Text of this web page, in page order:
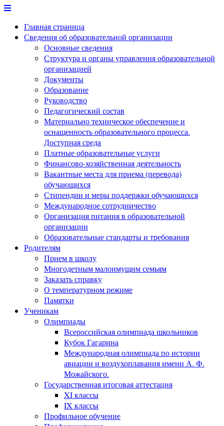
Перейти
содержимому
Главная страница
Сведения об образовательной организации
Основные сведения
Структура и органы управления образовательной
организацией
Документы
Образование
Руководство
Педагогический состав
Материально техническое обеспечение и
оснащенность образовательного процесса.
Доступная среда
Платные образовательные услуги
Финансово-хозяйственная деятельность
Вакантные места для приема (перевода)
обучающихся
Стипендии и меры поддержки обучающихся
Международное сотрудничество
Организация питания в образовательной
организации
Образовательные стандарты и требования
Родителям
Прием в школу
Многодетным малоимущим семьям
Заказать справку
О температурном режиме
Памятки
Ученикам
Олимпиады
Всероссийская олимпиада школьников
Кубок Гагарина
Международная олимпиада по истории
авиации и воздухоплавания имени А. Ф.
Можайского.
Государственная итоговая аттестация
XI классы
IX классы
Профильное обучение